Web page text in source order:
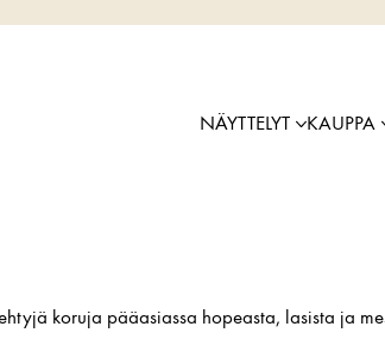
NÄYTTELYT KAUPPA
koruja pääasiassa hopeasta, lasista ja